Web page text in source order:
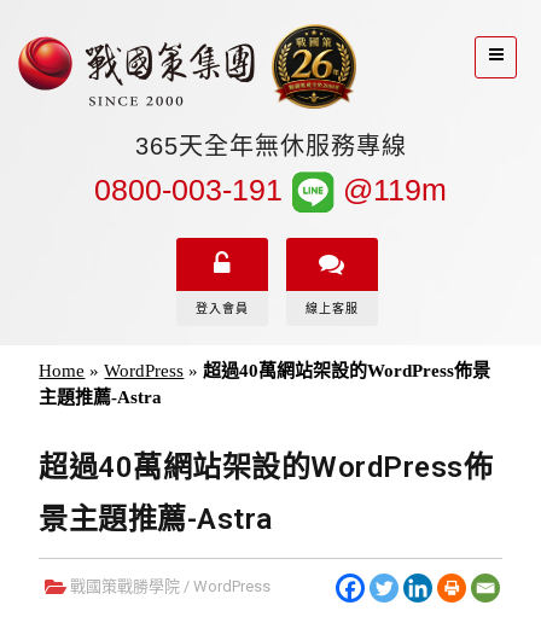
365天全年無休服務專線
0800-003-191 @119m
登入會員 線上客服
Home »WordPress »超過40萬網站架設的WordPress佈景
主題推薦-Astra
超過40萬網站架設的WordPress佈
景主題推薦-Astra
戰國策戰勝學院 /WordPress